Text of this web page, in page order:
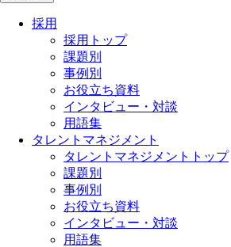
採用
採用トップ
課題別
事例別
お役立ち資料
インタビュー・対談
用語集
タレントマネジメント
タレントマネジメントトップ
課題別
事例別
お役立ち資料
インタビュー・対談
用語集